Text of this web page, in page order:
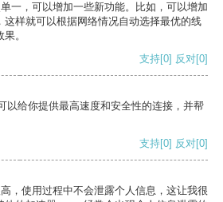
一，可以增加一些新功能。比如，可以增加
这样就可以根据网络情况自动选择最优的线
。
支持[0] 反对[0]
以给你提供最高速度和安全性的连接，并帮
支持[0] 反对[0]
，使用过程中不会泄露个人信息，这让我很